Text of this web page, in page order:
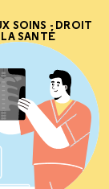
SOINS - DROIT
SANTÉ